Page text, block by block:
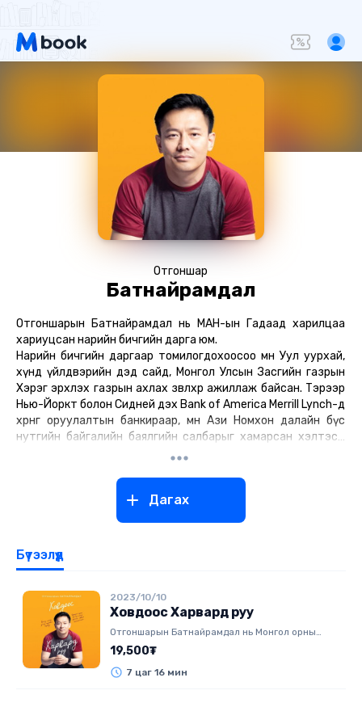
Отгоншар
Батнайрамдал
Отгоншарын Батнайрамдал нь МАН-ын Гадаад харилцаа
хариуцсан нарийн бичгийн дарга юм.
Нарийн бичгийн даргаар томилогдохоосоо өмнө Уул уурхай,
хүнд үйлдвэрийн дэд сайд, Монгол Улсын Засгийн газрын
Хэрэг эрхлэх газрын ахлах зөвлөхөөр ажиллаж байсан. Тэрээр
Нью-Йоркт болон Сидней дэх Bank of America Merrill Lynch-д
хөрөнгө оруулалтын банкираар, мөн Ази Номхон далайн бүс
нутгийн байгалийн баялгийн салбарыг хамарсан хэлтэст
подкастыг үүсгэн байгуулагч, хамтран бүтээгч юм. Unlock
podcast нь сүүлийн 6 жилийн хугацаанд хоёр долоо хоног
тутамд дэлхийн бестселлер болсон 160 гаруй номыг
Тэрээр АНУ-ын Бостон дахь Харвардын Бизнесийн
Сургуулийн магистр, АНУ-ын Макалестер коллежид эдийн
Дагах
Бүтээлүүд
Ховдоос Харвард руу
2023/10/10
Отгоншарын Батнайрамдал нь Монгол орны
баруун хязгаар нутаг Ховдоос хэрхэн дэлхийн
суралцсан тухай өөрийн туулсан амьдралын
19,500₮
7 цаг 16 мин